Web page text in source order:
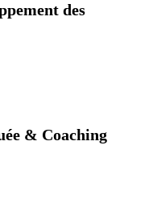
des
& Coaching